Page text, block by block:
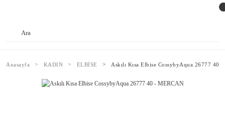
Anasayfa KADIN ELBİSE Askılı Kısa Elbise CossybyAqua 26777 40